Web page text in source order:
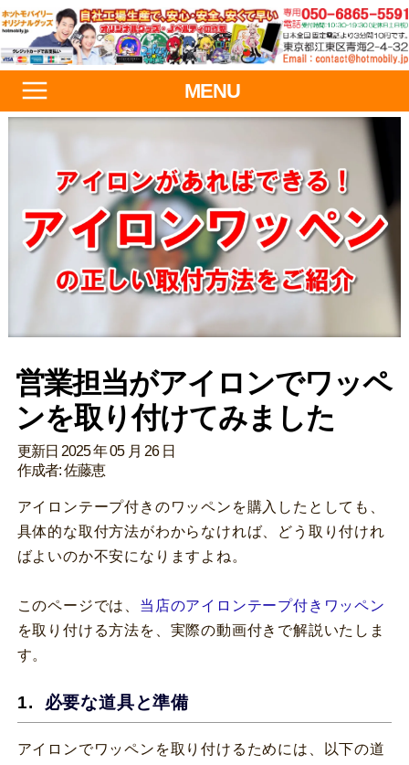
MENU
営業担当がアイロンでワッペ
ンを取り付けてみました
更新日 2025 年 05 月 26 日
作成者: 佐藤恵
アイロンテープ付きのワッペンを購入したとしても、
具体的な取付方法がわからなければ、どう取り付けれ
ばよいのか不安になりますよね。
このページでは、 当店のアイロンテープ付きワッペン
を取り付ける方法を、実際の動画付きで解説いたしま
す。
必要な道具と準備
アイロンでワッペンを取り付けるためには、以下の道